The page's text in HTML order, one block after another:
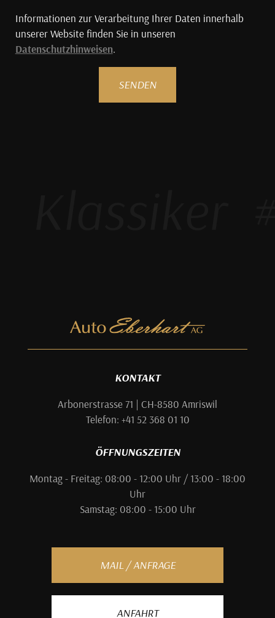
Informationen zur Verarbeitung Ihrer Daten innerhalb
unserer Website finden Sie in unseren
Datenschutzhinweisen.
SENDEN
KONTAKT
Arbonerstrasse 71 | CH-8580 Amriswil
Telefon: +41 52 368 01 10
ÖFFNUNGSZEITEN
Montag - Freitag: 08:00 - 12:00 Uhr / 13:00 - 18:00
Uhr
Samstag: 08:00 - 15:00 Uhr
MAIL / ANFRAGE
ANFAHRT